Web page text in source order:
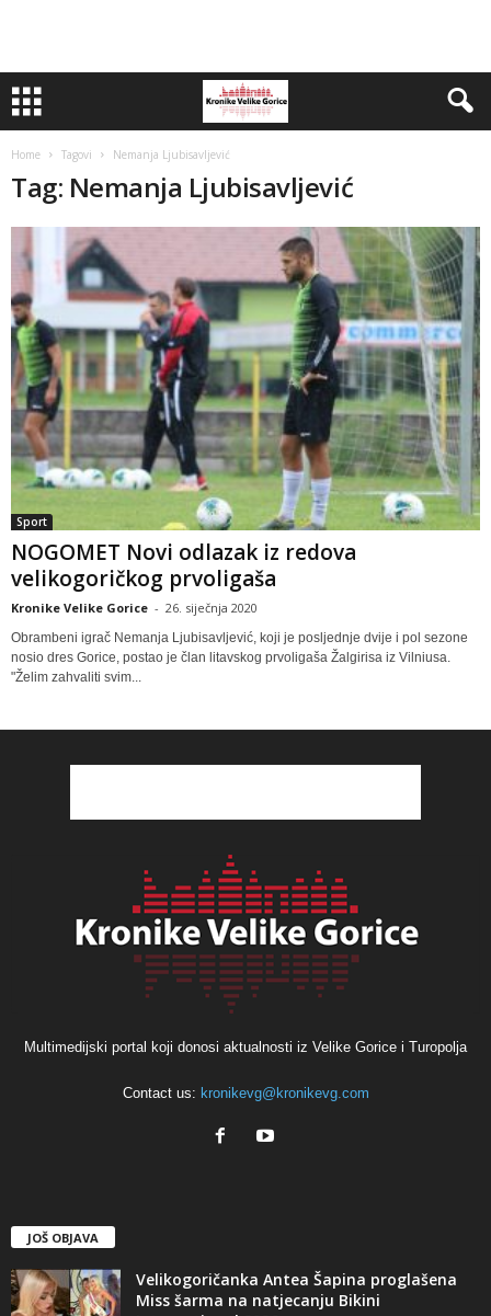
Home Tagovi Nemanja Ljubisavljević
Tag: Nemanja Ljubisavljević
Sport
NOGOMET Novi odlazak iz redova
velikogoričkog prvoligaša
Kronike Velike Gorice - 26. siječnja 2020
Obrambeni igrač Nemanja Ljubisavljević, koji je posljednje dvije i pol sezone
nosio dres Gorice, postao je član litavskog prvoligaša Žalgirisa iz Vilniusa.
"Želim zahvaliti svim...
Multimedijski portal koji donosi aktualnosti iz Velike Gorice i Turopolja
Contact us: kronikevg@kronikevg.com
JOŠ OBJAVA
Velikogoričanka Antea Šapina proglašena
Miss šarma na natjecanju Bikini